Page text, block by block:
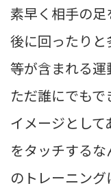
素早く相手の足
後に回ったり
等が含まれる運
ただ誰にでも
イメージとし
をタッチする
のトレーニング